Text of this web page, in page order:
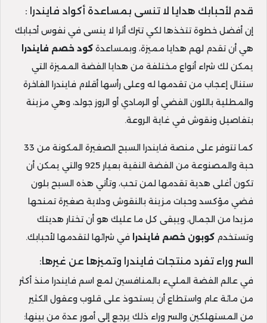
قدم لأحبابك هدايا لا تنسى بمساعدة أكواد فايندرا :
إن أفضل خطوة تتخذها لكي تترك أثرا لا ينسى في نفوس أحبابك
هي أن تقدم لهم هدايا مميزة، وبمساعدة كود خصم فايندرا
يمكن لك شراء أنواع مختلفة من هدايا الفضة المميزة التي
ستنال إعجاب من تقدمها له وعلى رأسها أقلام فايندرا الفاخرة
والمطلية باللون الفضي أو الرمادي أو الروز جولد، وهي مزينة
بتفاصيل ونقوش في غاية الروعة.
كما تتوفر على منصة فايندرا السبح الصغيرة المكونة من 33
حبة والمصنوعة من الفضة النقية بعيار 925 والتي يمكن أن
تكون أغلى هدية تقدمها لمن تحب، وتأتي هذه السبح بلون
فضي مؤكسد وحبات مزينة بالنقوش ودلاية صغيرة تمنحها
مزيدا من الجمال، ويبقى كل ما عليك هو أن تختار هديتك
وتستخدم كوبون خصم فايندرا في شرائها لتقدمها لأحبابك.
السر وراء تفرد منتجات فايندرا وتميزها عن غيرها:
في عالم الفضة المليء بالمنافسين لمع اسم فايندرا منذ أكثر
من مائة عام واستطاع أن يستحوذ على قلوب وعقول الكثير
من المستهلكين والسر وراء ذلك يرجع إلى أمور عدة من بينها: